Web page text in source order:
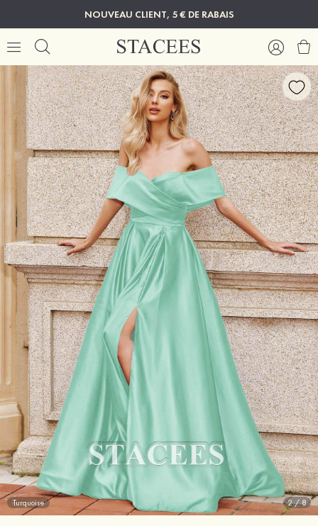
NOUVEAU CLIENT, 5 € DE RABAIS
Turquoise 2/8